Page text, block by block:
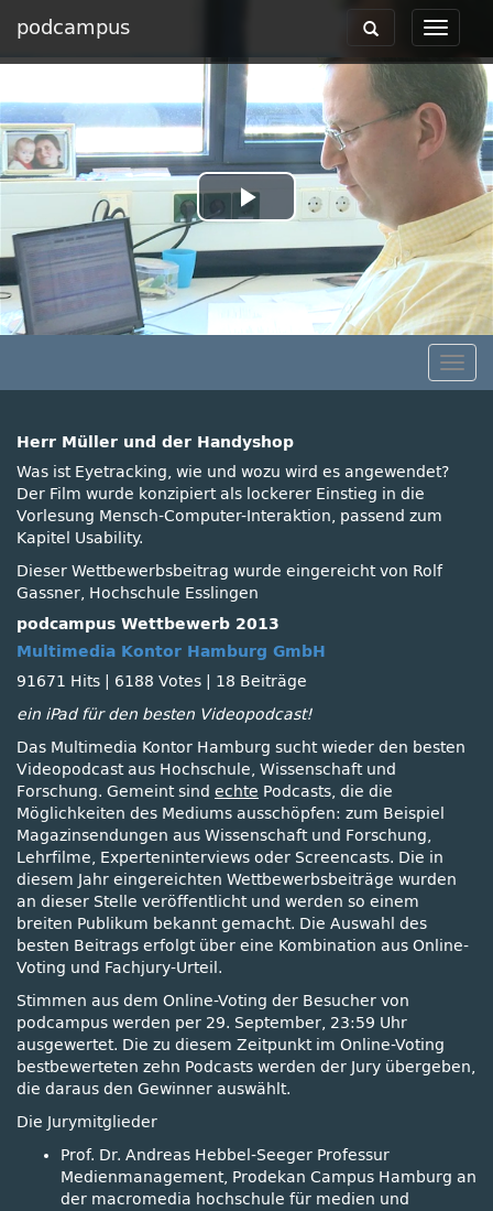
podcampus
Toggle
Toggle
navigation
Play
Video
Herr Müller und der Handyshop
Was ist Eyetracking, wie und wozu wird es angewendet?
Der Film wurde konzipiert als lockerer Einstieg in die
Vorlesung Mensch-Computer-Interaktion, passend zum
Kapitel Usability.
Dieser Wettbewerbsbeitrag wurde eingereicht von Rolf
Gassner, Hochschule Esslingen
podcampus Wettbewerb 2013
Multimedia Kontor Hamburg GmbH
91671 Hits
6188 Votes
18 Beiträge
ein iPad für den besten Videopodcast!
Das Multimedia Kontor Hamburg sucht wieder den besten
Videopodcast aus Hochschule, Wissenschaft und
Forschung. Gemeint sind echte Podcasts, die die
Möglichkeiten des Mediums ausschöpfen: zum Beispiel
Magazinsendungen aus Wissenschaft und Forschung,
Lehrfilme, Experteninterviews oder Screencasts. Die in
diesem Jahr eingereichten Wettbewerbsbeiträge wurden
an dieser Stelle veröffentlicht und werden so einem
breiten Publikum bekannt gemacht. Die Auswahl des
besten Beitrags erfolgt über eine Kombination aus Online-
Voting und Fachjury-Urteil.
Stimmen aus dem Online-Voting der Besucher von
podcampus werden per 29. September, 23:59 Uhr
ausgewertet. Die zu diesem Zeitpunkt im Online-Voting
bestbewerteten zehn Podcasts werden der Jury übergeben,
die daraus den Gewinner auswählt.
Die Jurymitglieder
Prof. Dr. Andreas Hebbel-Seeger Professur
Medienmanagement, Prodekan Campus Hamburg an
der macromedia hochschule für medien und